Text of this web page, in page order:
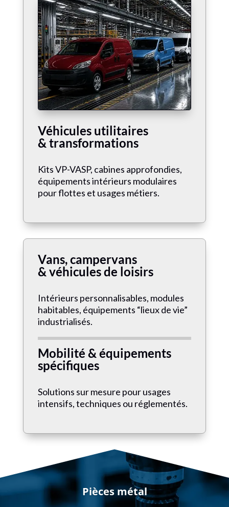
Véhicules utilitaires
& transformations
Kits VP-VASP, cabines approfondies,
équipements intérieurs modulaires
pour flottes et usages métiers.
Vans, campervans
& véhicules de loisirs
Intérieurs personnalisables, modules
habitables, équipements “lieux de vie”
industrialisés.
Mobilité & équipements
spécifiques
Solutions sur mesure pour usages
intensifs, techniques ou réglementés.
Pièces métal